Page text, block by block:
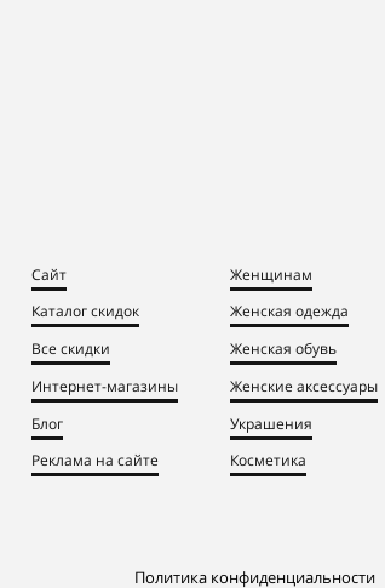
Сайт
Каталог скидок
Все скидки
Интернет-магазины
Блог
Реклама на сайте
Женщинам
Женская одежда
Женская обувь
Женские аксессуары
Украшения
Косметика
Политика конфиденциальности